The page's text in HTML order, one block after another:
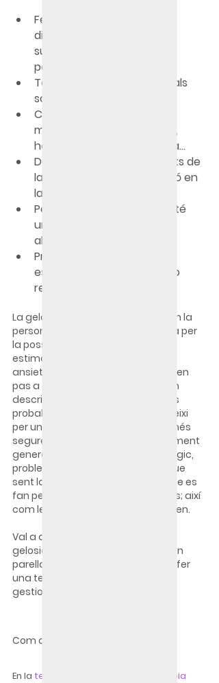
Fer interpretacions
distorsionades d'alguns
successos de la relació de
parella.
Tenir pensaments irracionals
sobre la seva parella.
Controlar la seva parella:
missatges de mòbil, correu,
horaris, assistir a llocs on va...
Dubtar sobre els sentiments de
la seva parella i la implicació en
la relació.
Pensar que la seva parella té
una altra història o vol
abandonar la relació
Prohibir assistir a algun
esdeveniment a la parella o
realitzar alguna activitat
La gelosia malaltissa apareix quan la
persona sent una por molt intensa per
la possible pèrdua de la persona
estimada, així com inseguretats i
ansietat. Aquestes emocions donen
pas a activitats com les que s'han
descrit anteriorment, per reduir les
probabilitats que la persona les deixi
per una altra persona i sentir-se més
segures, tot i que en realitat, finalment
generen un gran malestar psicològic,
problemes per la desconfiança que
sent la parella i les afirmacions que es
fan per les interpretacions errònies; així
com les discussions que es generen.
Val a dir que també pot aparèixer
gelosia a causa d'una infidelitat en
parella; amb el què serà adequat fer
una teràpia de parella per poder
gestionar el tema.
Com controlar la gelosia?
En la teràpia de parella
psicoteràpia